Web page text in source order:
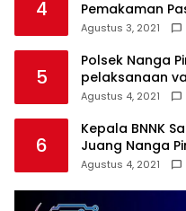
4
Pemakaman
Agustus 3, 2021
5
Polsek Nanga
pelaksanaan
Agustus 4, 2021
6
Kepala BNNK
Juang Nanga
Agustus 4, 2021